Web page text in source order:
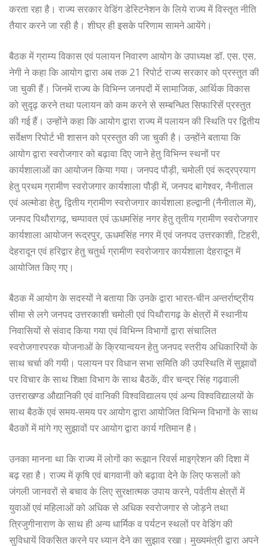
करता रहा है। राज्य सरकार वेडिंग डेस्टिनेशन के लिये राज्य में विस्तृत नीति
तैयार करने जा रही है। शीघ्र ही इसके परिणाम सामने आयेंगे।
बैठक में ग्राम्य विकास एवं पलायन निवारण आयोग के उपाध्यक्ष डॉ. एस. एस.
नेगी ने कहा कि आयोग द्वारा अब तक 21 रिपोर्ट राज्य सरकार को प्रस्तुत की
जा चुकी हैं। जिनमें राज्य के विभिन्न जनपदों में सामाजिक, आर्थिक विकास
को सुदृढ़ करने तथा पलायन को कम करने से सम्बन्धित सिफारिसें प्रस्तुत
की गई हैं। उन्होंने कहा कि आयोग द्वारा राज्य में पलायन की स्थिति पर द्वितीय
सर्वेक्षण रिपोर्ट भी शासन को प्रस्तुत की जा चुकी है। उन्होंने बताया कि
आयोग द्वारा स्वरोजगार को बढ़ावा दिए जाने हेतु विभिन्न स्थनों पर
कार्यशालाओं का आयोजन किया गया। जनपद पौड़ी, चमोली एवं रूद्रप्रयाग
हेतु प्रथम ग्रामीण स्वरोजगार कार्यशाला पौड़ी में, जनपद बागेश्वर, नैनीताल
एवं अल्मोडा हेतु, द्वितीय ग्रामीण स्वरोजगार कार्यशाला हल्द्वानी (नैनीताल में),
जनपद पिथौरागढ़, चम्पावत एवं ऊधमसिंह नगर हेतु तृतीय ग्रामीण स्वरोजगार
कार्यशाला आयोजन रूद्रपुर, ऊधमसिंह नगर में एवं जनपद उत्तरकाशी, टिहरी,
देहरादून एवं हरिद्वार हेतु चतुर्थ ग्रामीण स्वरोजगार कार्यशाला देहरादून में
आयोजित किए गए।
बैठक में आयोग के सदस्यों ने बताया कि उनके द्वारा भारत-चीन अन्तर्राष्ट्रीय
सीमा से लगे जनपद उत्तरकाशी चमोली एवं पिथौरागढ़ के क्षेत्रों में स्थानीय
निवासियों से संवाद किया गया एवं विभिन्न विभागों द्वारा संचालित
स्वरोजगारपरक योजनाओं के क्रियान्वयन हेतु जनपद स्तरीय अधिकारियों के
साथ चर्चा की गयी। पलायन पर विधान सभा समिति की उपस्थिति में सुझावों
पर विचार के साथ शिक्षा विभाग के साथ बैठकें, वीर चन्द्र सिंह गढ़वाली
उत्तराखण्ड औद्यानिकी एवं वानिकी विश्वविद्यालय एवं अन्य विश्वविद्यालयों के
साथ बैठकें एवं समय-समय पर आयोग द्वारा आयोजित विभिन्न विभागों के साथ
बैठकों में मांगे गए सुझावों पर आयोग द्वारा कार्य गतिमान है।
उनका मानना था कि राज्य में लोगों का रूझान रिवर्स माइग्रेशन की दिशा में
बढ़ रहा है। राज्य में कृषि एवं बागवानी को बढ़ावा देने के लिए फसलों को
जंगली जानवरों से बचाव के लिए सुरक्षात्मक उपाय करने, पर्वतीय क्षेत्रों में
युवाओं एवं महिलाओं को अधिक से अधिक स्वरोजगार से जोड़ने तथा
त्रिजुगीनाराण के साथ ही अन्य धार्मिक व पर्यटन स्थलों पर वेडिंग की
सुविधायें विकसित करने पर ध्यान देने का सुझाव रखा। मुख्यमंत्री द्वारा अपने